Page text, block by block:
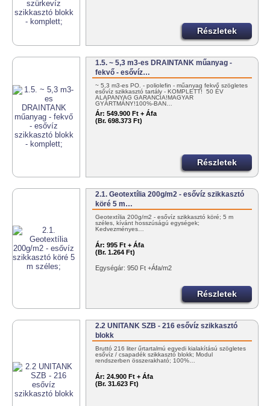
Részletek
1.5. ~ 5,3 m3-es DRAINTANK műanyag -
fekvő - esővíz…
~ 5,3 m3-es PO. - poliolefin - műanyag fekvő szögletes
esővíz szikkasztó tartály - KOMPLETT! 50 ÉV
ALAPANYAG GARANCIA!MAGYAR
GYÁRTMÁNY!100%-BAN…
Ár: 549.900 Ft + Áfa
(Br. 698.373 Ft)
Részletek
2.1. Geotextília 200g/m2 - esővíz szikkasztó
köré 5 m…
Geotextília 200g/m2 - esővíz szikkasztó köré; 5 m
széles, kívánt hosszúságú egységek;
Kedvezményes…
Ár: 995 Ft + Áfa
(Br. 1.264 Ft)
Egységár: 950 Ft +Áfa/m2
Részletek
2.2 UNITANK SZB - 216 esővíz szikkasztó
blokk
Bruttó 216 liter űrtartalmú egyedi kialakítású szögletes
esővíz / csapadék szikkasztó blokk; Modul
rendszerben összerakható; 100%…
Ár: 24.900 Ft + Áfa
(Br. 31.623 Ft)